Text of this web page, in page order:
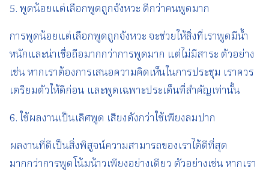
5. พูดน้อยแต่เลือกพูดถูกจังหวะ ดีกว่าคนพูดมาก
การพูดน้อยแต่เลือกพูดถูกจังหวะ จะช่วยให้สิ่งที่เราพูดมีน้ำ
หนักและน่าเชื่อถือมากกว่าการพูดมาก แต่ไม่มีสาระ ตัวอย่าง
เช่น หากเราต้องการเสนอความคิดเห็นในการประชุม เราควร
เตรียมตัวให้ดีก่อน และพูดเฉพาะประเด็นที่สำคัญเท่านั้น
6. ใช้ผลงานเป็นเลิศพูด เสียงดังกว่าใช้เพียงลมปาก
ผลงานที่ดีเป็นสิ่งพิสูจน์ความสามารถของเราได้ดีที่สุด
มากกว่าการพูดโน้มน้าวเพียงอย่างเดียว ตัวอย่างเช่น หากเรา